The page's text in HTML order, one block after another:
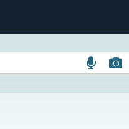
語
搜
圖
搜